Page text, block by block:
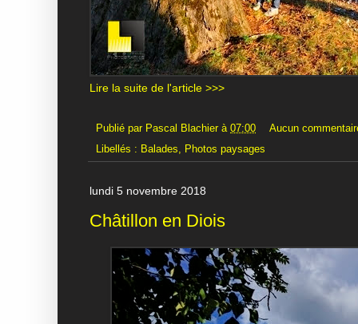
Lire la suite de l'article >>>
Publié par Pascal Blachier à 07:00
Aucun
Libellés : Balades, Photos paysages
lundi 5 novembre 2018
Châtillon en Diois